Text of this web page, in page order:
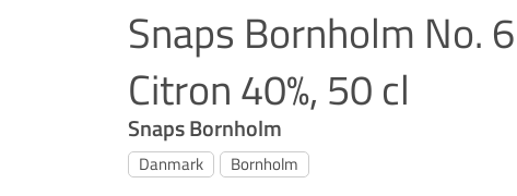
Snaps Bornholm No.
Citron 40%, 50 cl
Snaps Bornholm
Danmark Bornholm